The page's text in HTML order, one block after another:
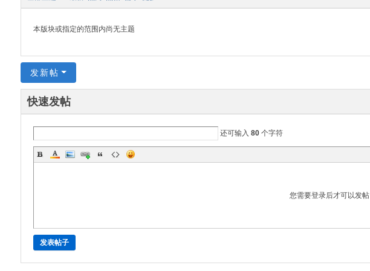
本版块或指定的范围内尚无主题
发新帖
快速发帖
还可输入 80个字符
您需要登录后才可以发帖
发表帖子